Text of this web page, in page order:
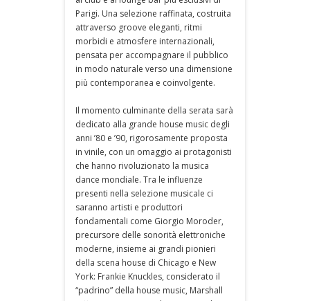
Parigi. Una selezione raffinata, costruita
attraverso groove eleganti, ritmi
morbidi e atmosfere internazionali,
pensata per accompagnare il pubblico
in modo naturale verso una dimensione
più contemporanea e coinvolgente.
Il momento culminante della serata sarà
dedicato alla grande house music degli
anni ’80 e ’90, rigorosamente proposta
in vinile, con un omaggio ai protagonisti
che hanno rivoluzionato la musica
dance mondiale. Tra le influenze
presenti nella selezione musicale ci
saranno artisti e produttori
fondamentali come Giorgio Moroder,
precursore delle sonorità elettroniche
moderne, insieme ai grandi pionieri
della scena house di Chicago e New
York: Frankie Knuckles, considerato il
“padrino” della house music, Marshall